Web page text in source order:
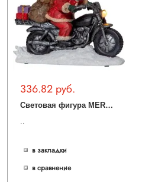
336.82 руб.
С
ветовая фигура MERRYVILLE 411257
..
в закладки
в сравнение